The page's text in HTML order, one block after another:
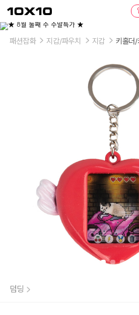
텐
바
텐
패션잡화 지갑/파우치 지갑 키홀더/
덤딩